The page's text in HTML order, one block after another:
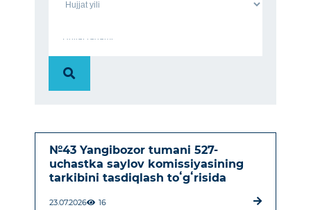
№43 Yangibozor tumani 527-
uchastka saylov komissiyasining
tarkibini tasdiqlash toʻgʻrisida
23.07.2026 16